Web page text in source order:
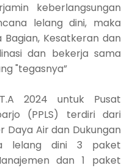
keberlangsungan
lelang dini, maka
Kesatkeran dan
dan bekerja sama
"tegasnya”
2024 untuk Pusat
(PPLS) terdiri dari
Daya Air dan Dukungan
lelang dini 3 paket
dan 1 paket